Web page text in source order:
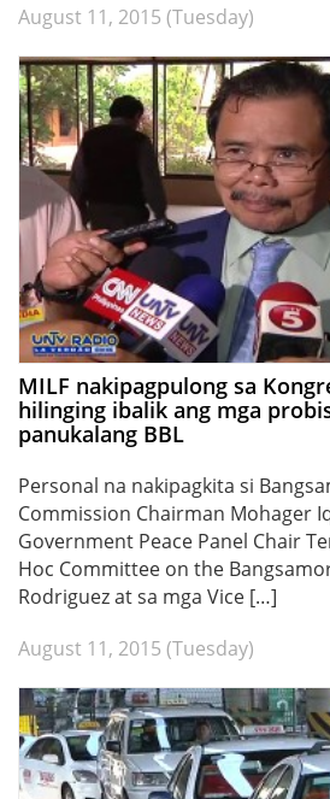
August 11, 2015 (Tuesday)
MILF nakipagpulong sa
hilinging ibalik ang mga
panukalang BBL
Personal na nakipagkita si
Commission Chairman Mohager
Government Peace Panel Chair
Hoc Committee on the
Rodriguez at sa mga Vice […]
August 11, 2015 (Tuesday)